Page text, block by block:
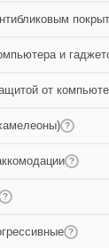
и
?
?
?
?